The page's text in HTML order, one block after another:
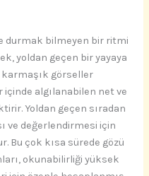
durmak bilmeyen bir ritmi
yoldan geçen bir yayaya
karmaşık görseller
algılanabilen net ve
Yoldan geçen sıradan
ve değerlendirmesi için
Bu çok kısa sürede gözü
okunabilirliği yüksek